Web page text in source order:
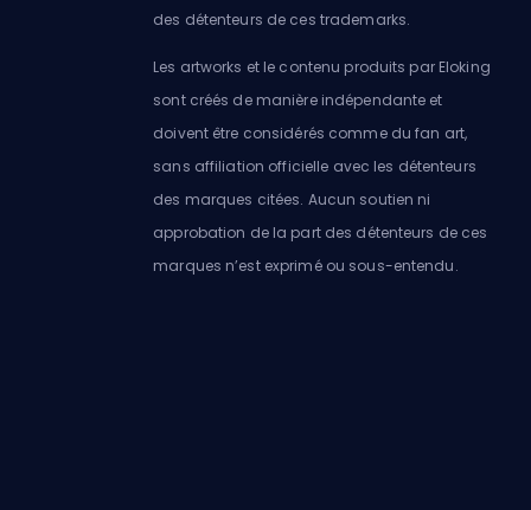
des détenteurs de ces trademarks.
Les artworks et le contenu produits par Eloking
sont créés de manière indépendante et
doivent être considérés comme du fan art,
sans affiliation officielle avec les détenteurs
des marques citées. Aucun soutien ni
approbation de la part des détenteurs de ces
marques n’est exprimé ou sous-entendu.